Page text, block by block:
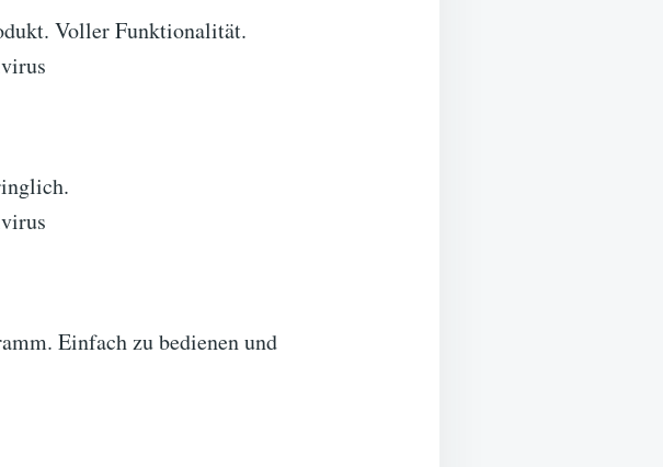
Voller Funktionalität.
Einfach zu bedienen und